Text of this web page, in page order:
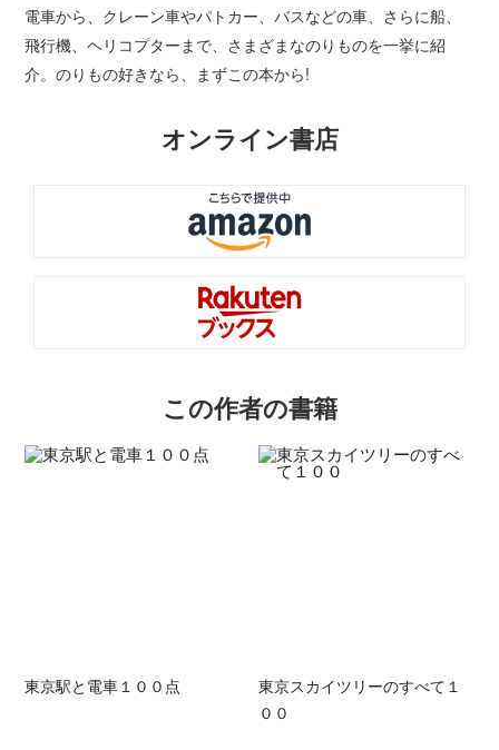
電車から、クレーン車やパトカー、バスなどの車、さらに船、
飛行機、ヘリコプターまで、さまざまなのりものを一挙に紹
介。のりもの好きなら、まずこの本から!
オンライン書店
この作者の書籍
東京駅と電車１００点
東京スカイツリーのすべて１
００